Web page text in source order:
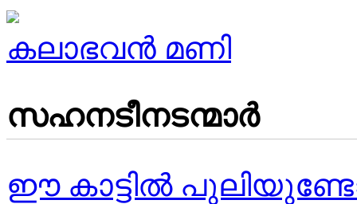
കലാഭവന്‍ മണി
സഹനടീനടന്മാര്‍
ഈ കാട്ടില്‍